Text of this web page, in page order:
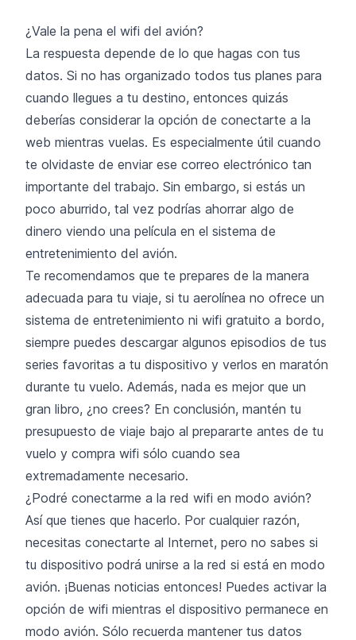
¿Vale la pena el wifi del avión?
La respuesta depende de lo que hagas con tus
datos. Si no has organizado todos tus planes para
cuando llegues a tu destino, entonces quizás
deberías considerar la opción de conectarte a la
web mientras vuelas. Es especialmente útil cuando
te olvidaste de enviar ese correo electrónico tan
importante del trabajo. Sin embargo, si estás un
poco aburrido, tal vez podrías ahorrar algo de
dinero viendo una película en el sistema de
entretenimiento del avión.
Te recomendamos que te prepares de la manera
adecuada para tu viaje, si tu aerolínea no ofrece un
sistema de entretenimiento ni wifi gratuito a bordo,
siempre puedes descargar algunos episodios de tus
series favoritas a tu dispositivo y verlos en maratón
durante tu vuelo. Además, nada es mejor que un
gran libro, ¿no crees? En conclusión, mantén tu
presupuesto de viaje bajo al prepararte antes de tu
vuelo y compra wifi sólo cuando sea
extremadamente necesario.
¿Podré conectarme a la red wifi en modo avión?
Así que tienes que hacerlo. Por cualquier razón,
necesitas conectarte al Internet, pero no sabes si
tu dispositivo podrá unirse a la red si está en modo
avión. ¡Buenas noticias entonces! Puedes activar la
opción de wifi mientras el dispositivo permanece en
modo avión. Sólo recuerda mantener tus datos